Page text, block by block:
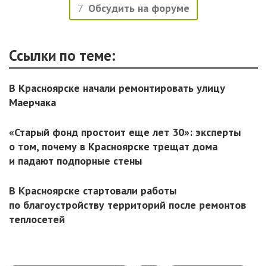
7 Обсудить на форуме
Ссылки по теме:
В Красноярске начали ремонтировать улицу
Маерчака
«Старый фонд простоит еще лет 30»: эксперты
о том, почему в Красноярске трещат дома
и падают подпорные стены
В Красноярске стартовали работы
по благоустройству территорий после ремонтов
теплосетей